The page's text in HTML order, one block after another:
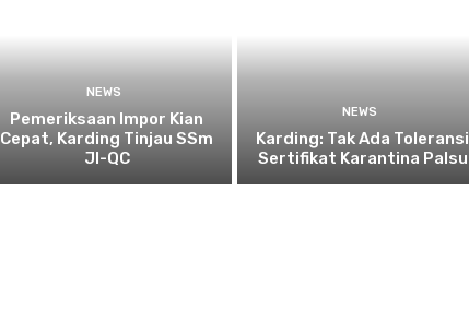
NEWS
Pemeriksaan Impor Kian
Cepat, Karding Tinjau SSm
JI-QC
NEWS
Karding: Tak Ada Toleransi
Sertifikat Karantina Palsu